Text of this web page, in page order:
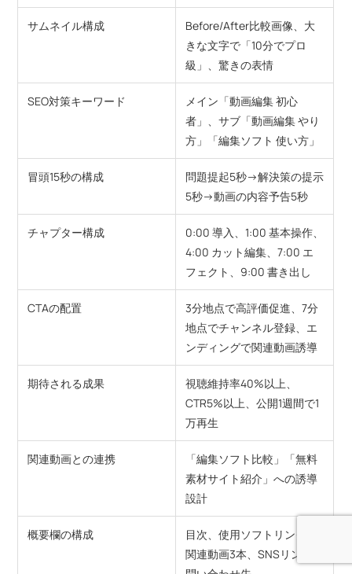
サムネイル構成
Before/After比較画像、大
きな文字で「10分でプロ
級」、驚きの表情
SEO対策キーワード
メイン「動画編集 初心
者」、サブ「動画編集 やり
方」「編集ソフト 使い方」
冒頭15秒の構成
問題提起5秒→解決策の提示
5秒→動画の内容予告5秒
チャプター構成
0:00 導入、1:00 基本操作、
4:00 カット編集、7:00 エ
フェクト、9:00 書き出し
CTAの配置
3分地点で高評価促進、7分
地点でチャンネル登録、エ
ンディングで関連動画誘導
期待される成果
視聴維持率40%以上、
CTR5%以上、公開1週間で1
万再生
関連動画との連携
「編集ソフト比較」「無料
素材サイト紹介」への誘導
設計
概要欄の構成
目次、使用ソフトリンク、
関連動画3本、SNSリンク、